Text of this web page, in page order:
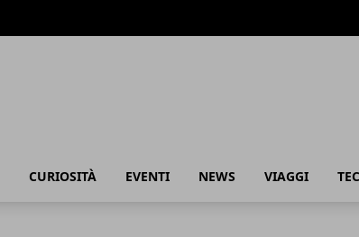
CURIOSITÀ EVENTI NEWS VIAGGI